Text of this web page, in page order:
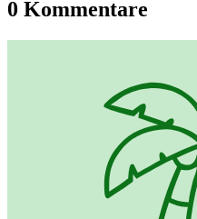
0 Kommentare